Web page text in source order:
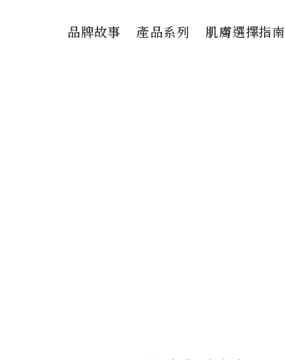
品牌故事 產品系列 肌膚選擇指南